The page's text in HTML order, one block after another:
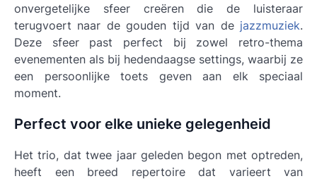
onvergetelijke sfeer creëren die de luisteraar
terugvoert naar de gouden tijd van de jazzmuziek.
Deze sfeer past perfect bij zowel retro-thema
evenementen als bij hedendaagse settings, waarbij ze
een persoonlijke toets geven aan elk speciaal
moment.
Perfect voor elke unieke gelegenheid
Het trio, dat twee jaar geleden begon met optreden,
heeft een breed repertoire dat varieert van